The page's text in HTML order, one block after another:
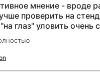
мнение - вроде
проверить на
глаз" уловить очень
потом отключу и